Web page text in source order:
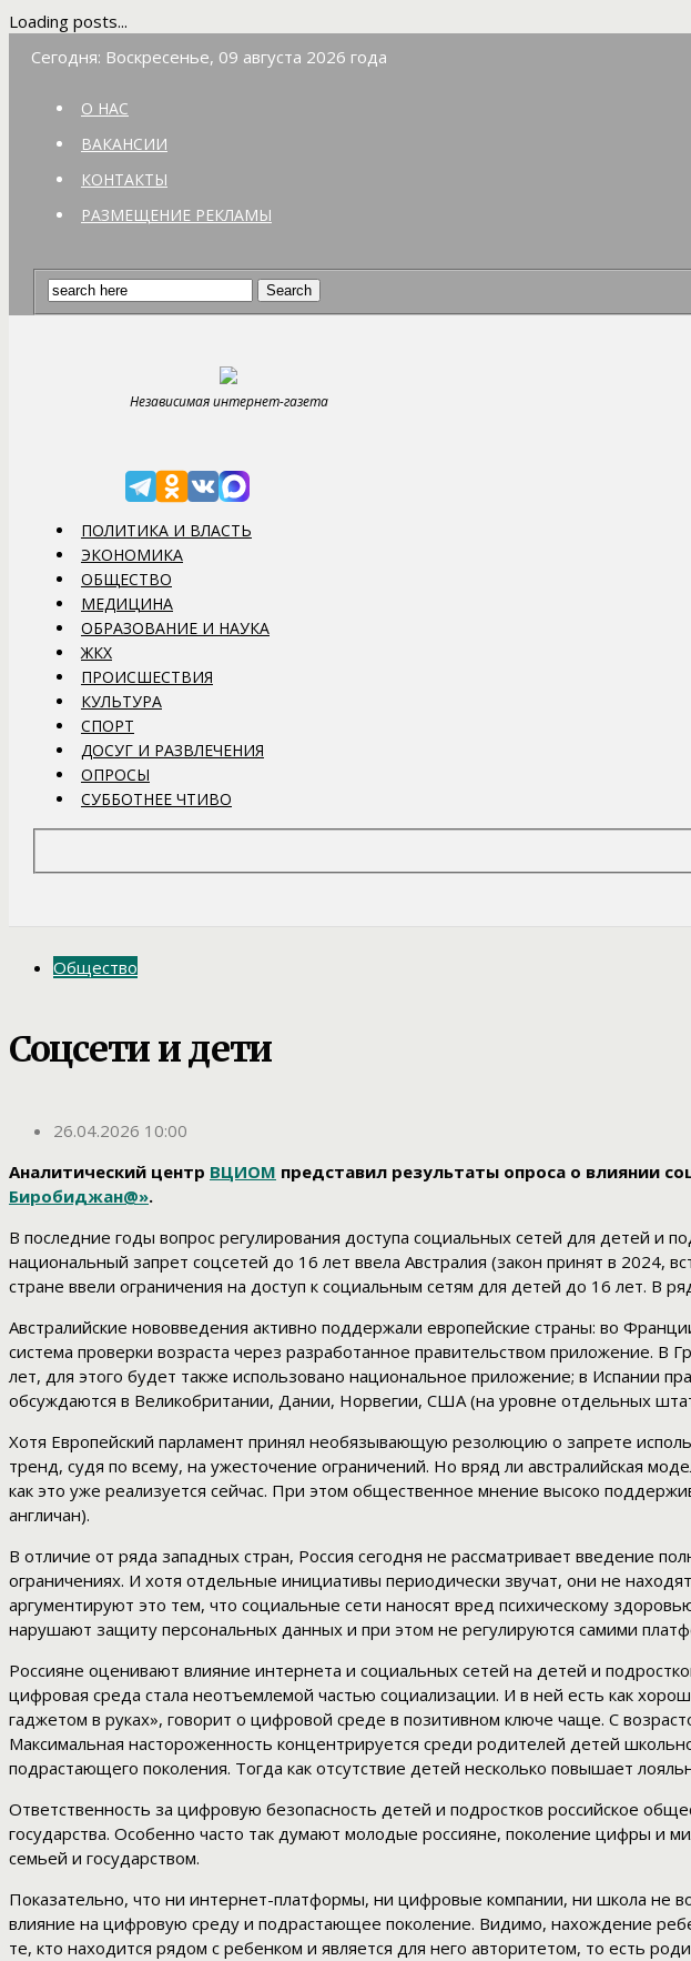
Loading posts...
Сегодня: Воскресенье, 09 августа 2026 года
О НАС
ВАКАНСИИ
КОНТАКТЫ
РАЗМЕЩЕНИЕ РЕКЛАМЫ
Независимая интернет-газета
ПОЛИТИКА И ВЛАСТЬ
ЭКОНОМИКА
ОБЩЕСТВО
МЕДИЦИНА
ОБРАЗОВАНИЕ И НАУКА
ЖКХ
ПРОИСШЕСТВИЯ
КУЛЬТУРА
СПОРТ
ДОСУГ И РАЗВЛЕЧЕНИЯ
ОПРОСЫ
СУББОТНЕЕ ЧТИВО
Общество
Соцсети и дети
26.04.2026 10:00
Аналитический центр ВЦИОМ представил результаты опроса о влиянии
Биробиджан@».
В последние годы вопрос регулирования доступа социальных сетей для детей и
национальный запрет соцсетей до 16 лет ввела Австралия (закон принят в 2024,
стране ввели ограничения на доступ к социальным сетям для детей до 16 лет. В
Австралийские нововведения активно поддержали европейские страны: во
система проверки возраста через разработанное правительством приложение.
лет, для этого будет также использовано национальное приложение; в Испании
обсуждаются в Великобритании, Дании, Норвегии, США (на уровне отдельных
Хотя Европейский парламент принял необязывающую резолюцию о запрете
тренд, судя по всему, на ужесточение ограничений. Но вряд ли австралийская
как это уже реализуется сейчас. При этом общественное мнение высоко
англичан).
В отличие от ряда западных стран, Россия сегодня не рассматривает введение
ограничениях. И хотя отдельные инициативы периодически звучат, они не
аргументируют это тем, что социальные сети наносят вред психическому
нарушают защиту персональных данных и при этом не регулируются самими
Россияне оценивают влияние интернета и социальных сетей на детей и
цифровая среда стала неотъемлемой частью социализации. И в ней есть как
гаджетом в руках», говорит о цифровой среде в позитивном ключе чаще. С
Максимальная настороженность концентрируется среди родителей детей
подрастающего поколения. Тогда как отсутствие детей несколько повышает
Ответственность за цифровую безопасность детей и подростков российское
государства. Особенно часто так думают молодые россияне, поколение цифры и
семьей и государством.
Показательно, что ни интернет-платформы, ни цифровые компании, ни школа не
влияние на цифровую среду и подрастающее поколение. Видимо, нахождение
те, кто находится рядом с ребенком и является для него авторитетом, то есть